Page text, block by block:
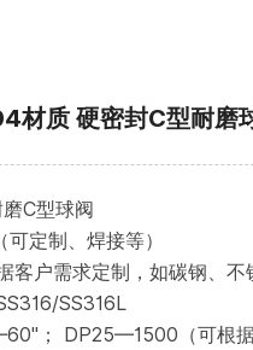
质 硬密封C型耐磨
C型球阀
定制、焊接等）
户需求定制，如碳钢、不
SS316L
； DP25—1500（可根据